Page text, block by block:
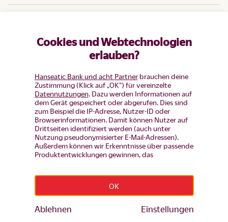
Cookies und Webtechnologien
erlauben?
Hanseatic Bank und acht Partnerbrauchen deine
Zustimmung (Klick auf „OK”) für vereinzelte
Datennutzungen. Dazu werden Informationen auf
dem Gerät gespeichert oder abgerufen. Dies sind
zum Beispiel die IP-Adresse, Nutzer-ID oder
Browserinformationen. Damit können Nutzer auf
Drittseiten identifiziert werden (auch unter
Nutzung pseudonymisierter E-Mail-Adressen).
Außerdem können wir Erkenntnisse über passende
Produktentwicklungen gewinnen, das
und Werbung wiederansprechen, die noch keinen
Produkt-Antrag gestellt haben, aber auch Nutzer,
die bereits Bestandskunden sind von
Werbekampagenen ausschließen). Mehr Infos zur
OK
Ablehnen Einstellungen
Impressum|Datenschutz|Datenschutz-Einstellungen
© Hanseatic Bank 2026